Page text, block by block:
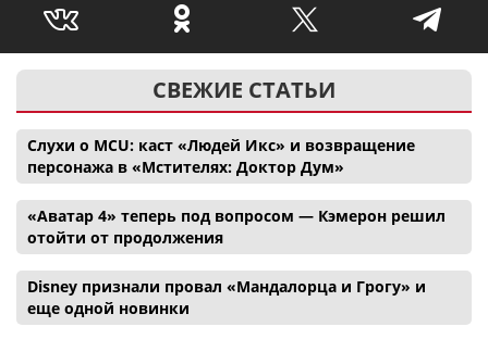
СВЕЖИЕ СТАТЬИ
Слухи о MCU: каст «Людей Икс» и возвращение
персонажа в «Мстителях: Доктор Дум»
«Аватар 4» теперь под вопросом — Кэмерон решил
отойти от продолжения
Disney признали провал «Мандалорца и Грогу» и
еще одной новинки